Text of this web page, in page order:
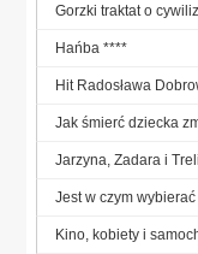
Gorzki traktat o
Hańba ****
Hit Radosława
Jak śmierć dziecka
Jarzyna, Zadara i
Jest w czym wybierać
Kino, kobiety i